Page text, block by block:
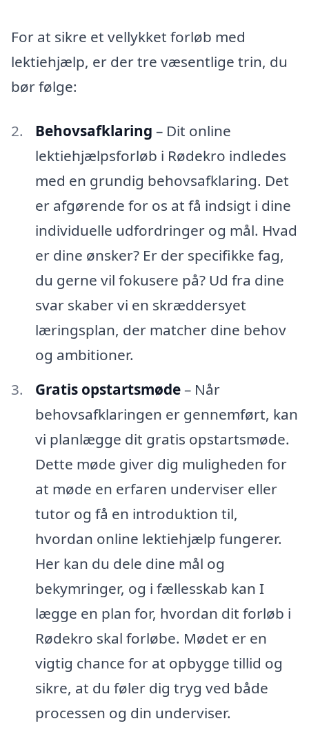
For at sikre et vellykket forløb med
lektiehjælp, er der tre væsentlige trin, du
bør følge:
Behovsafklaring – Dit online
lektiehjælpsforløb i Rødekro indledes
med en grundig behovsafklaring. Det
er afgørende for os at få indsigt i dine
individuelle udfordringer og mål. Hvad
er dine ønsker? Er der specifikke fag,
du gerne vil fokusere på? Ud fra dine
svar skaber vi en skræddersyet
læringsplan, der matcher dine behov
og ambitioner.
Gratis opstartsmøde– Når
behovsafklaringen er gennemført, kan
vi planlægge dit gratis opstartsmøde.
Dette møde giver dig muligheden for
at møde en erfaren underviser eller
tutor og få en introduktion til,
hvordan online lektiehjælp fungerer.
Her kan du dele dine mål og
bekymringer, og i fællesskab kan I
lægge en plan for, hvordan dit forløb i
Rødekro skal forløbe. Mødet er en
vigtig chance for at opbygge tillid og
sikre, at du føler dig tryg ved både
processen og din underviser.